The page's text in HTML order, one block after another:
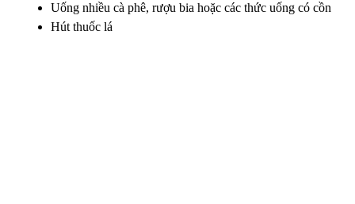
Uống nhiều cà phê, rượu bia hoặc các thức uống có cồn
Hút thuốc lá